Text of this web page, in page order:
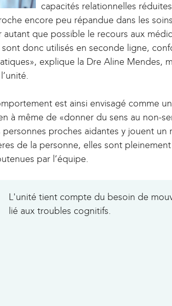
capacités relationnelles
encore peu répandue dans les
que possible le recours aux
donc utilisés en seconde ligne,
explique la Dre Aline Mendes,
est ainsi envisagé comme
à même de «donner du sens au non-
personnes proches aidantes y jouent un
de la personne, elles sont
par l’équipe.
L'unité tient compte du besoin de
lié aux troubles cognitifs.